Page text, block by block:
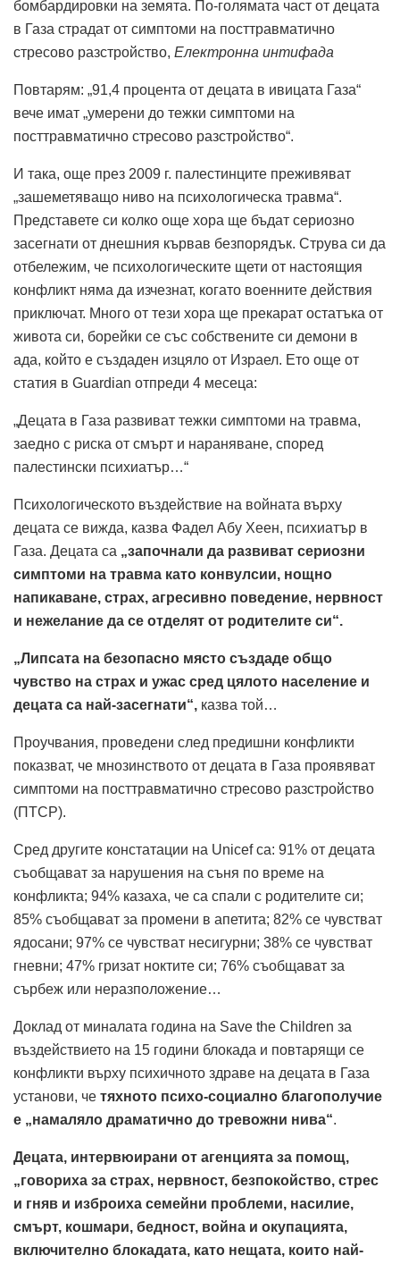
бомбардировки на земята. По-голямата част от децата
в Газа страдат от симптоми на посттравматично
стресово разстройство, Електронна интифада
Повтарям: „91,4 процента от децата в ивицата Газа“
вече имат „умерени до тежки симптоми на
посттравматично стресово разстройство“.
И така, още през 2009 г. палестинците преживяват
„зашеметяващо ниво на психологическа травма“.
Представете си колко още хора ще бъдат сериозно
засегнати от днешния кървав безпорядък. Струва си да
отбележим, че психологическите щети от настоящия
конфликт няма да изчезнат, когато военните действия
приключат. Много от тези хора ще прекарат остатъка от
живота си, борейки се със собствените си демони в
ада, който е създаден изцяло от Израел. Ето още от
статия в Guardian отпреди 4 месеца:
„Децата в Газа развиват тежки симптоми на травма,
заедно с риска от смърт и нараняване, според
палестински психиатър…“
Психологическото въздействие на войната върху
децата се вижда, казва Фадел Абу Хеен, психиатър в
Газа. Децата са „започнали да развиват сериозни
симптоми на травма като конвулсии, нощно
напикаване, страх, агресивно поведение, нервност
и нежелание да се отделят от родителите си“.
„Липсата на безопасно място създаде общо
чувство на страх и ужас сред цялото население и
децата са най-засегнати“, казва той…
Проучвания, проведени след предишни конфликти
показват, че мнозинството от децата в Газа проявяват
симптоми на посттравматично стресово разстройство
(ПТСР).
Сред другите констатации на Unicef са: 91% от децата
съобщават за нарушения на съня по време на
конфликта; 94% казаха, че са спали с родителите си;
85% съобщават за промени в апетита; 82% се чувстват
ядосани; 97% се чувстват несигурни; 38% се чувстват
гневни; 47% гризат ноктите си; 76% съобщават за
сърбеж или неразположение…
Доклад от миналата година на Save the Children за
въздействието на 15 години блокада и повтарящи се
конфликти върху психичното здраве на децата в Газа
установи, че тяхното психо-социално благополучие
е „намаляло драматично до тревожни нива“.
Децата, интервюирани от агенцията за помощ,
„говориха за страх, нервност, безпокойство, стрес
и гняв и изброиха семейни проблеми, насилие,
смърт, кошмари, бедност, война и окупацията,
включително блокадата, като нещата, които най-